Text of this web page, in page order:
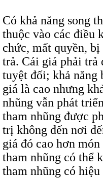
Có khả năng song
thuộc vào các điều
chức, mất quyền,
trả. Cái giá phải trả
tuyệt đối; khả năng
giá là cao nhưng
nhũng vẫn phát
tham nhũng được
trị không đến nơi
giá đó cao hơn
tham nhũng có thể
tham nhũng có hiệu